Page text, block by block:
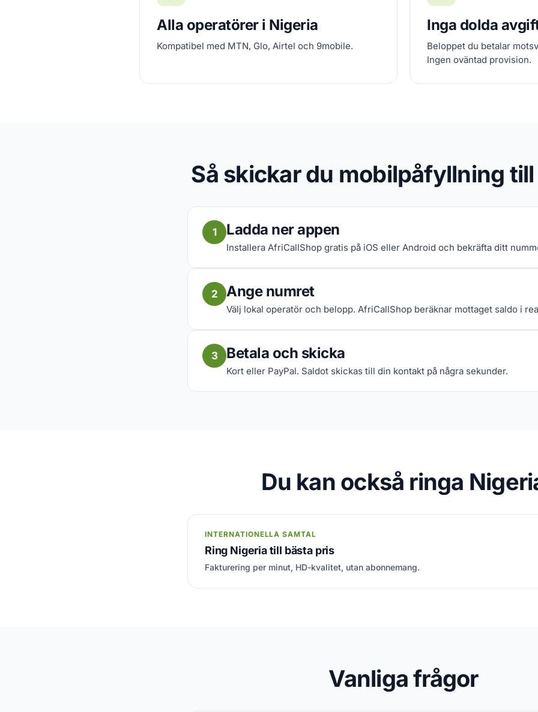
Alla operatörer i Nigeria
Kompatibel med MTN, Glo, Airtel och 9mobile.
Inga dolda
Beloppet du betalar
Ingen oväntad provision.
Så skickar du mobilpåfyllning
1 Ladda ner appen
Installera AfriCallShop gratis på iOS eller Android och bekräfta ditt
2 Ange numret
Välj lokal operatör och belopp. AfriCallShop beräknar mottaget saldo i
3 Betala och skicka
Kort eller PayPal. Saldot skickas till din kontakt på några sekunder.
Du kan också ringa
INTERNATIONELLA SAMTAL
Ring Nigeria till bästa pris
Fakturering per minut, HD-kvalitet, utan abonnemang.
Vanliga frågor